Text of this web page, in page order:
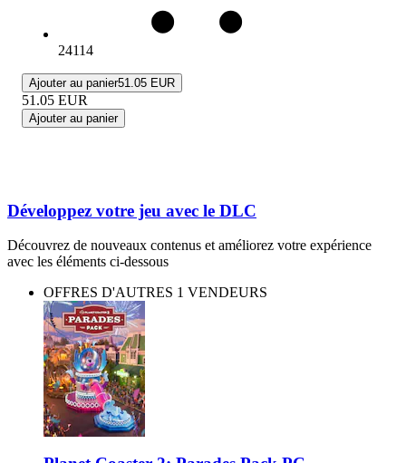
24114
Ajouter au panier51.05 EUR
51.05 EUR
Ajouter au panier
Développez votre jeu avec le DLC
Découvrez de nouveaux contenus et améliorez votre expérience
avec les éléments ci-dessous
OFFRES D'AUTRES 1 VENDEURS